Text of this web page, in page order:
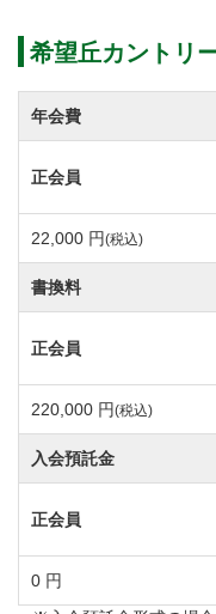
希望丘カントリ
年会費
正会員
22,000 円(税込)
書換料
正会員
220,000 円(税込)
入会預託金
正会員
0 円